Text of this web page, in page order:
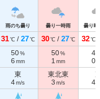
雨のち曇り 曇り一時雨 曇り時
31℃/ 27℃ 30℃/ 27℃ 32℃
50%
6 mm
50%
1 mm
40
0
東
4m/s
東北東
3 m/s
4